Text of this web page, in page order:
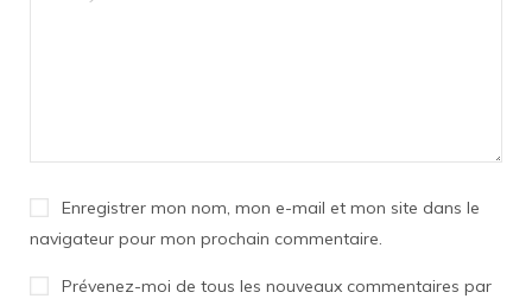
Enregistrer mon nom, mon e-mail et mon site dans le
navigateur pour mon prochain commentaire.
Prévenez-moi de tous les nouveaux commentaires par